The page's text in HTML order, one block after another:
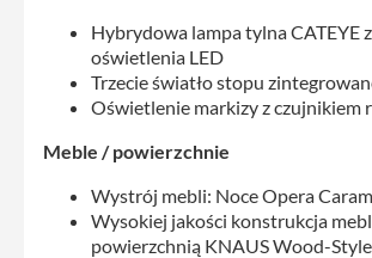
Hybrydowa lampa tylna CATEYE
oświetlenia LED
Trzecie światło stopu
Oświetlenie markizy z czujnikiem
Meble / powierzchnie
Wystrój mebli: Noce Opera
Wysokiej jakości konstrukcja
powierzchnią KNAUS Wood-Style